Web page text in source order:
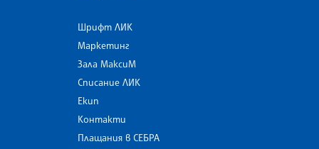
Шрифт ЛИК
Маркетинг
Зала МаксиМ
Списание ЛИК
Екип
Контакти
Плащания в СЕБРА